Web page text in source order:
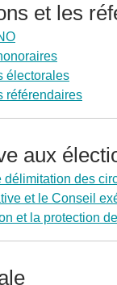
et les
électorales
référendaires
aux
délimitation des
et le Conseil
et la protection